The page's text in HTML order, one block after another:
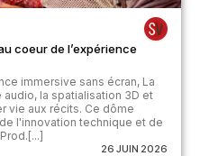
coeur de l’expérience
immersive sans écran, La
la spatialisation 3D et
vie aux récits. Ce dôme
l'innovation technique et de
26 JUIN 2026